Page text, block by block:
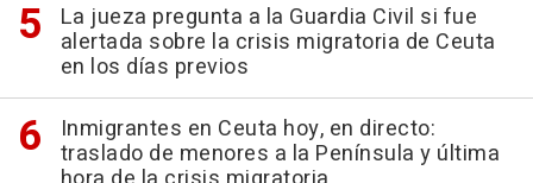
La jueza pregunta a la Guardia Civil si fue
alertada sobre la crisis migratoria de Ceuta
en los días previos
Inmigrantes en Ceuta hoy, en directo:
traslado de menores a la Península y última